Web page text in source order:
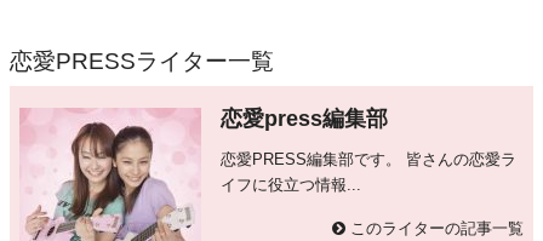
恋愛PRESSライター一覧
恋愛press編集部
恋愛PRESS編集部です。 皆さんの恋愛ラ
イフに役立つ情報...
このライターの記事一覧